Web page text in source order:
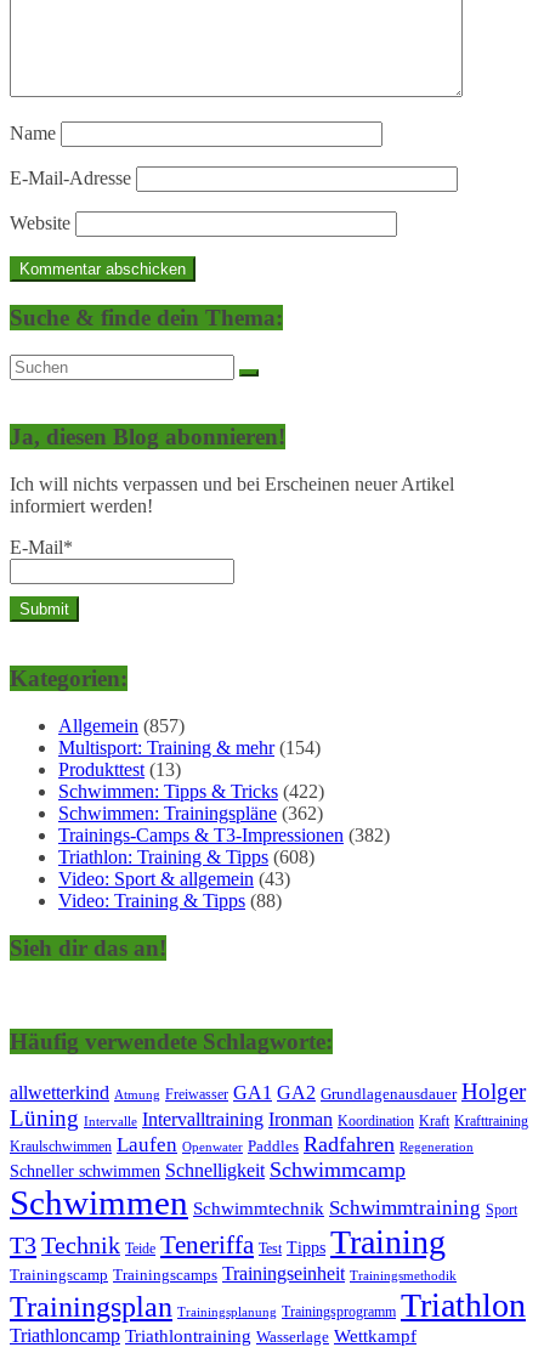
Name
E-Mail-Adresse
Website
Suche & finde dein Thema:
Ja, diesen Blog abonnieren!
Ich will nichts verpassen und bei Erscheinen neuer Artikel
informiert werden!
E-Mail*
Kategorien:
Allgemein (857)
Multisport: Training & mehr(154)
Produkttest (13)
Schwimmen: Tipps & Tricks (422)
Schwimmen: Trainingspläne (362)
Trainings-Camps & T3-Impressionen (382)
Triathlon: Training & Tipps (608)
Video: Sport & allgemein (43)
Video: Training & Tipps (88)
Sieh dir das an!
Häufig verwendete Schlagworte:
allwetterkind Atmung Freiwasser GA1 GA2 Grundlagenausdauer Holger
Lüning Intervalle Intervalltraining Ironman Koordination Kraft Krafttraining
Kraulschwimmen Laufen Openwater Paddles Radfahren Regeneration
Schneller schwimmen Schnelligkeit Schwimmcamp
Schwimmen Schwimmtechnik Schwimmtraining Sport
T3Technik Teide Teneriffa Test Tipps Training
Trainingscamp Trainingscamps Trainingseinheit Trainingsmethodik
Trainingsplan Trainingsplanung Trainingsprogramm Triathlon
Triathloncamp Triathlontraining Wasserlage Wettkampf